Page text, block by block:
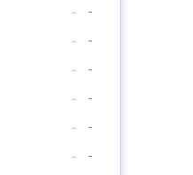
-
-
-
-
-
-
-
-
-
-
-
-